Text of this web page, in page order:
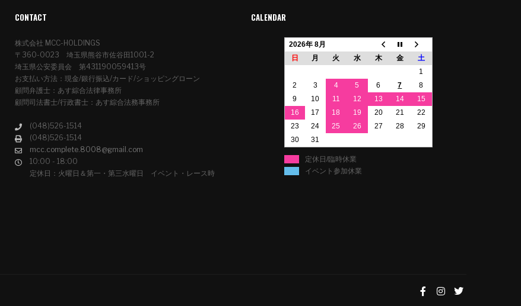
CONTACT
株式会社 MCC-HOLDINGS
〒360-0023 埼玉県熊谷市佐谷田1001-2
埼玉県公安委員会 第431190059413号
お支払い方法：現金/銀行振込/カード/ショッピングローン
顧問弁護士：あす綜合法律事務所
顧問司法書士/行政書士：あす綜合法務事務所
(048)526-1514
(048)526-1514
mcc.complete.8008@gmail.com
10:00 - 18:00
定休日：火曜日＆第一・第三水曜日 イベント・レース時
CALENDAR
2026年 8月
日
月 火 水 木 金
土
1
2
3 4 5 6 7
8
9
10 11 12 13 14
15
16
17 18 19 20 21
22
23
24 25 26 27 28
29
30
31
定休日/臨時休業
イベント参加休業